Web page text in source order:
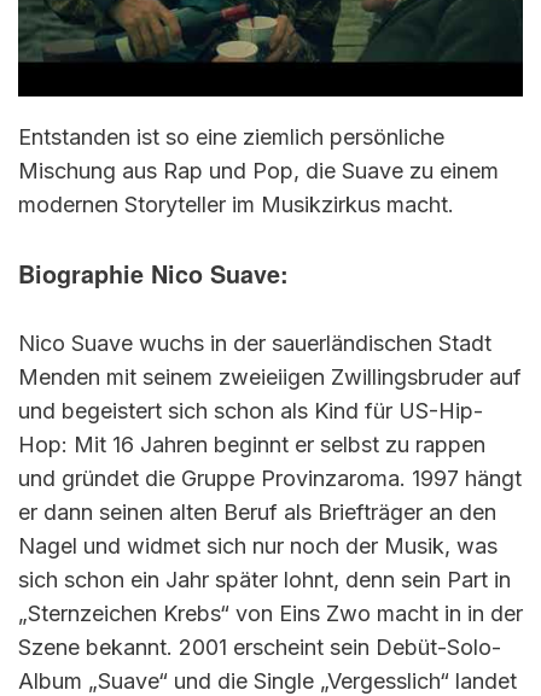
Entstanden ist so eine ziemlich persönliche
Mischung aus Rap und Pop, die Suave zu einem
modernen Storyteller im Musikzirkus macht.
Biographie Nico Suave:
Nico Suave wuchs in der sauerländischen Stadt
Menden mit seinem zweieiigen Zwillingsbruder auf
und begeistert sich schon als Kind für US-Hip-
Hop: Mit 16 Jahren beginnt er selbst zu rappen
und gründet die Gruppe Provinzaroma. 1997 hängt
er dann seinen alten Beruf als Briefträger an den
Nagel und widmet sich nur noch der Musik, was
sich schon ein Jahr später lohnt, denn sein Part in
„Sternzeichen Krebs“ von Eins Zwo macht in in der
Szene bekannt. 2001 erscheint sein Debüt-Solo-
Album „Suave“ und die Single „Vergesslich“ landet